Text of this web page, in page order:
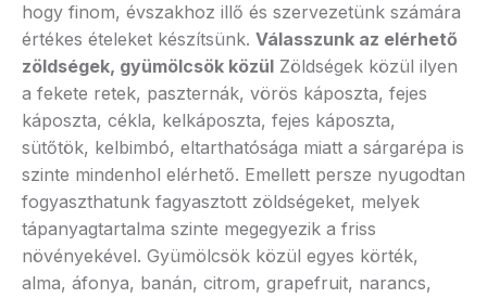
hogy finom, évszakhoz illő és szervezetünk számára
értékes ételeket készítsünk. Válasszunk az elérhető
zöldségek, gyümölcsök közül Zöldségek közül ilyen
a fekete retek, paszternák, vörös káposzta, fejes
káposzta, cékla, kelkáposzta, fejes káposzta,
sütőtök, kelbimbó, eltarthatósága miatt a sárgarépa is
szinte mindenhol elérhető. Emellett persze nyugodtan
fogyaszthatunk fagyasztott zöldségeket, melyek
tápanyagtartalma szinte megegyezik a friss
növényekével. Gyümölcsök közül egyes körték,
alma, áfonya, banán, citrom, grapefruit, narancs,